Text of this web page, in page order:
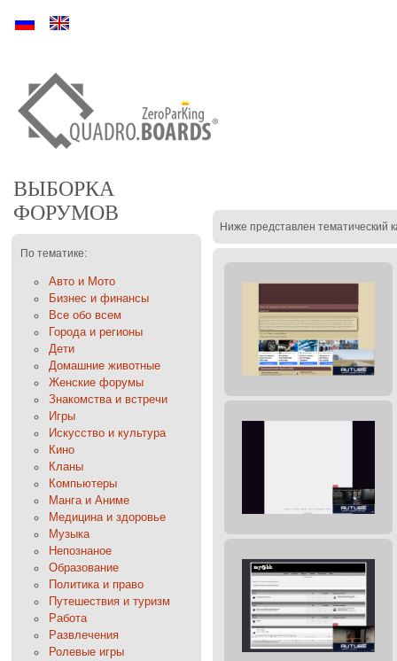
Ру En
ВЫБОРКА
ФОРУМОВ
По тематике:
Авто и Мото
Бизнес и финансы
Все обо всем
Города и регионы
Дети
Домашние животные
Женские форумы
Знакомства и встречи
Игры
Искусство и культура
Кино
Кланы
Компьютеры
Манга и Аниме
Медицина и здоровье
Музыка
Непознаное
Образование
Политика и право
Путешествия и туризм
Работа
Развлечения
Ролевые игры
Ниже представлен тематический